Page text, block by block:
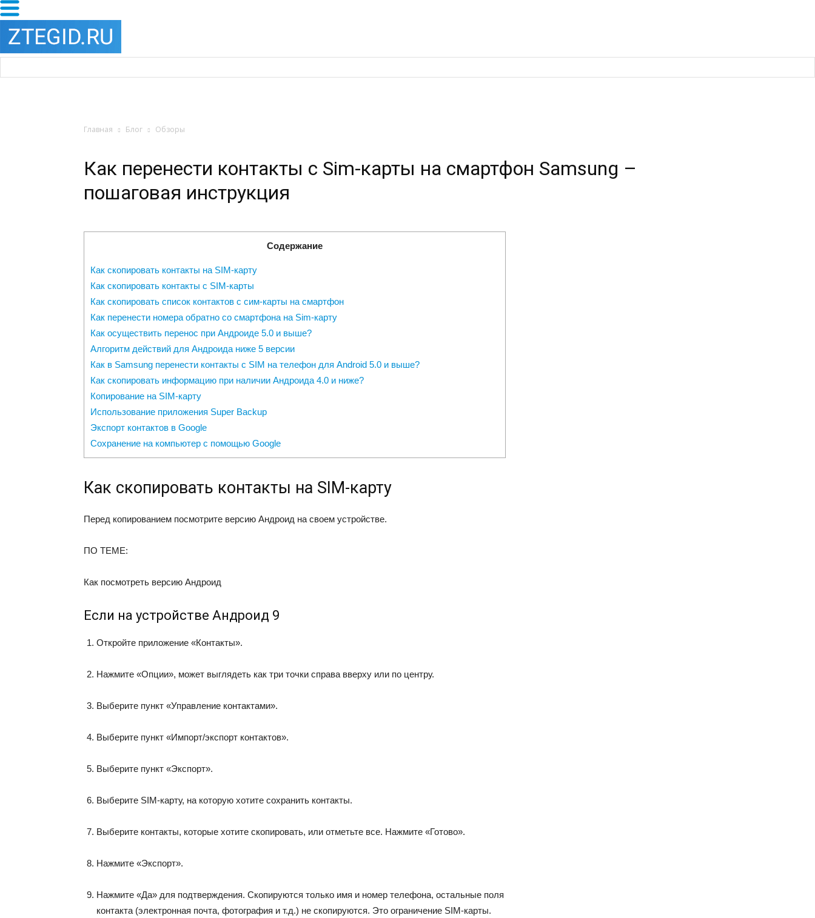
Главная Блог Обзоры
Как перенести контакты с Sim-карты на смартфон Samsung –
пошаговая инструкция
Содержание
Как скопировать контакты на SIM-карту
Как скопировать контакты с SIM-карты
Как скопировать список контактов с сим-карты на смартфон
Как перенести номера обратно со смартфона на Sim-карту
Как осуществить перенос при Андроиде 5.0 и выше?
Алгоритм действий для Андроида ниже 5 версии
Как в Samsung перенести контакты с SIM на телефон для Android 5.0 и выше?
Как скопировать информацию при наличии Андроида 4.0 и ниже?
Копирование на SIM-карту
Использование приложения Super Backup
Экспорт контактов в Google
Сохранение на компьютер с помощью Google
Как скопировать контакты на SIM-карту
Перед копированием посмотрите версию Андроид на своем устройстве.
ПО ТЕМЕ:
Как посмотреть версию Андроид
Если на устройстве Андроид 9
Откройте приложение «Контакты».
Нажмите «Опции», может выглядеть как три точки справа вверху или по центру.
Выберите пункт «Управление контактами».
Выберите пункт «Импорт/экспорт контактов».
Выберите пункт «Экспорт».
Выберите SIM-карту, на которую хотите сохранить контакты.
Выберите контакты, которые хотите скопировать, или отметьте все. Нажмите «Готово».
Нажмите «Экспорт».
Нажмите «Да» для подтверждения. Скопируются только имя и номер телефона, остальные поля
контакта (электронная почта, фотография и т.д.) не скопируются. Это ограничение SIM-карты.